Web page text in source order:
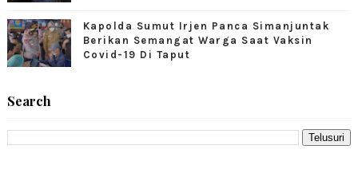
Kapolda Sumut Irjen Panca Simanjuntak
Berikan Semangat Warga Saat Vaksin
Covid-19 Di Taput
Search